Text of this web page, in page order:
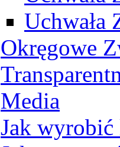
Uchwała
Okręgowe
Media
Jak wyrobić